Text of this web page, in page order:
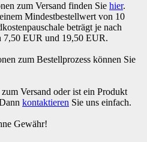
zum Versand finden Sie hier.
Mindestbestellwert von 10
beträgt je nach
7,50 EUR und 19,50 EUR.
zum Bestellprozess können Sie
Versand oder ist ein Produkt
kontaktieren Sie uns einfach.
Gewähr!